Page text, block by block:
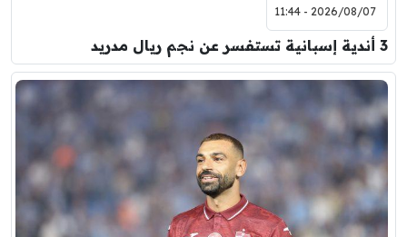
2026/08/07 - 11:44
3 أندية إسبانية تستفسر عن نجم ريال مدريد